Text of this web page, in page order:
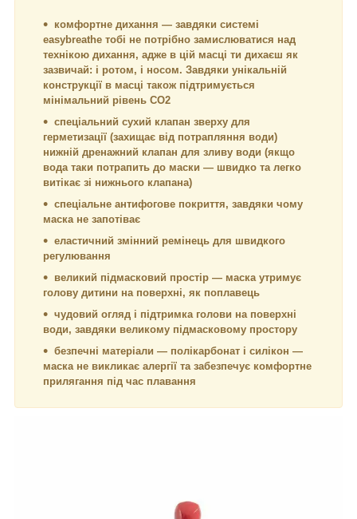
комфортне дихання — завдяки системі
easybreathe тобі не потрібно замислюватися над
технікою дихання, адже в цій масці ти дихаєш як
зазвичай: і ротом, і носом. Завдяки унікальній
конструкції в масці також підтримується
мінімальний рівень СО2
спеціальний сухий клапан зверху для
герметизації (захищає від потрапляння води)
нижній дренажний клапан для зливу води (якщо
вода таки потрапить до маски — швидко та легко
витікає зі нижнього клапана)
спеціальне антифогове покриття, завдяки чому
маска не запотіває
еластичний змінний ремінець для швидкого
регулювання
великий підмасковий простір — маска утримує
голову дитини на поверхні, як поплавець
чудовий огляд і підтримка голови на поверхні
води, завдяки великому підмасковому простору
безпечні матеріали — полікарбонат і силікон —
маска не викликає алергії та забезпечує комфортне
прилягання під час плавання